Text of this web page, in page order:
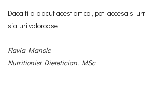
Daca ti-a placut acest articol, poti accesa si
sfaturi valoroase
Flavia Manole
Nutritionist Dietetician, MSc